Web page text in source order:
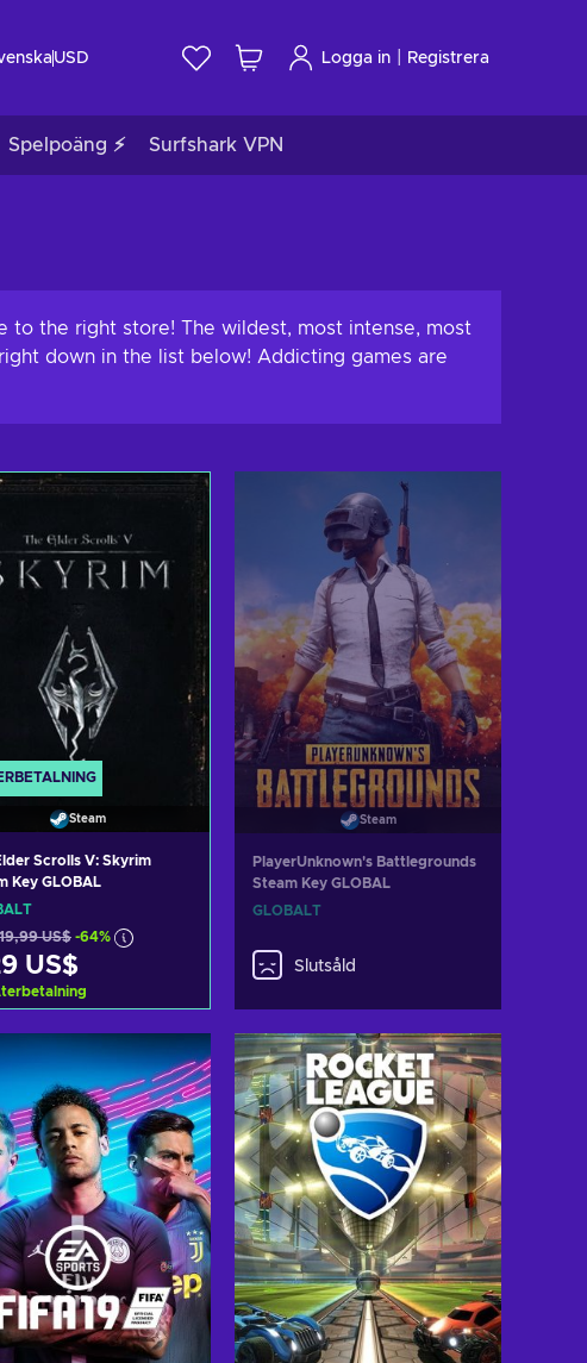
USD Logga in Registrera
Spelpoäng ⚡ Surfshark VPN
to the right store! The wildest, most intense, most
down in the list below! Addicting games are
Steam
Scrolls V: Skyrim
Key GLOBAL
19,99 US$ -64%
US$
till i varukorgen
View offers
Steam
PlayerUnknown's Battlegrounds
Steam Key GLOBAL
GLOBALT
Slutsåld